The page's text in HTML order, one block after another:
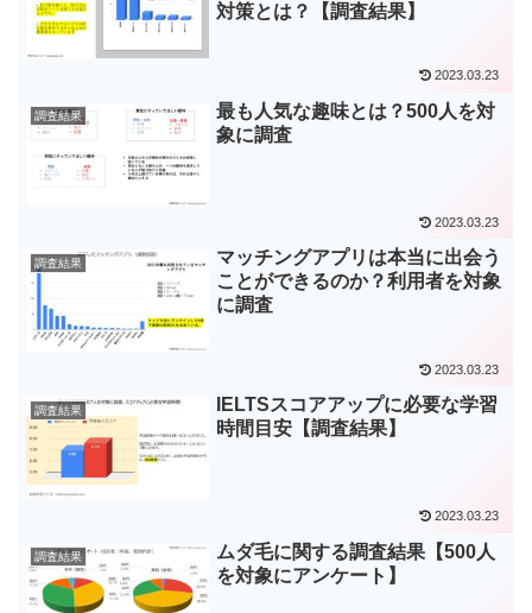
対策とは？【調査結果】
2023.03.23
調査結果
最も人気な趣味とは？500人を対
象に調査
2023.03.23
調査結果
マッチングアプリは本当に出会う
ことができるのか？利用者を対象
に調査
2023.03.23
調査結果
IELTSスコアアップに必要な学習
時間目安【調査結果】
2023.03.23
調査結果
ムダ毛に関する調査結果【500人
を対象にアンケート】